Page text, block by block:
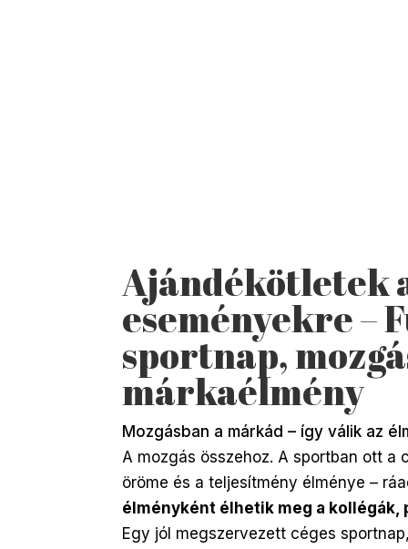
Ajándékötletek
eseményekre –
sportnap,
márkaélmény
Mozgásban a márkád – így válik az
A mozgás összehoz. A sportban ott a
öröme és a teljesítmény élménye –
élményként élhetik meg a
Egy jól megszervezett céges